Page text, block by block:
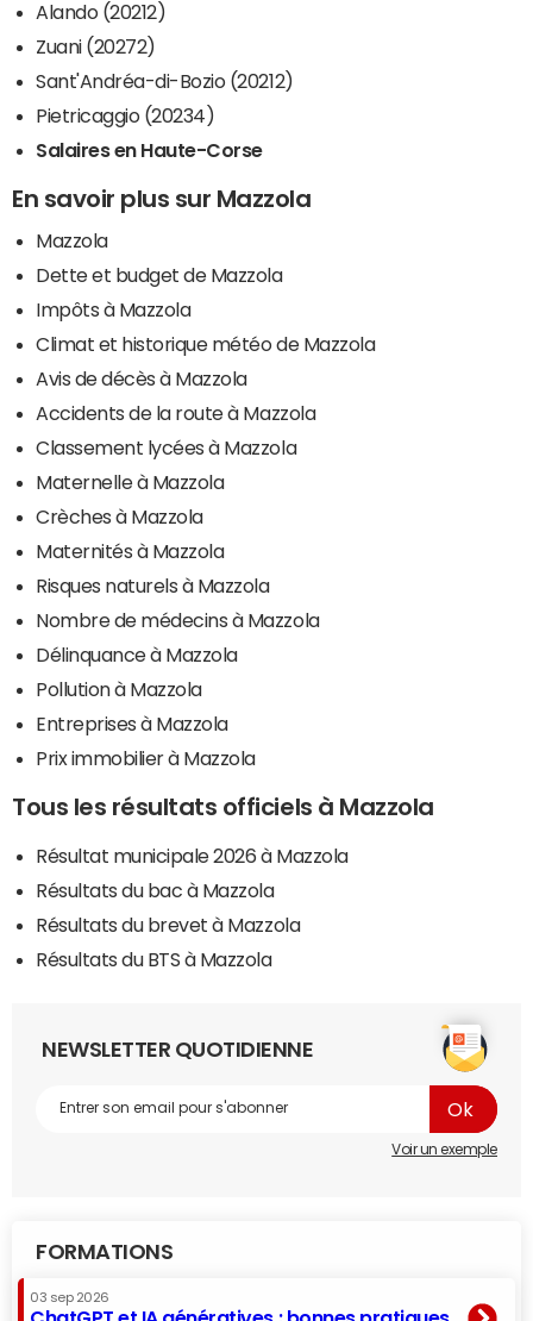
Alando (20212)
Zuani (20272)
Sant'Andréa-di-Bozio (20212)
Pietricaggio (20234)
Salaires en Haute-Corse
En savoir plus sur Mazzola
Mazzola
Dette et budget de Mazzola
Impôts à Mazzola
Climat et historique météo de Mazzola
Avis de décès à Mazzola
Accidents de la route à Mazzola
Classement lycées à Mazzola
Maternelle à Mazzola
Crèches à Mazzola
Maternités à Mazzola
Risques naturels à Mazzola
Nombre de médecins à Mazzola
Délinquance à Mazzola
Pollution à Mazzola
Entreprises à Mazzola
Prix immobilier à Mazzola
Tous les résultats officiels à Mazzola
Résultat municipale 2026 à Mazzola
Résultats du bac à Mazzola
Résultats du brevet à Mazzola
Résultats du BTS à Mazzola
NEWSLETTER QUOTIDIENNE
Voir un exemple
FORMATIONS
03 sep 2026